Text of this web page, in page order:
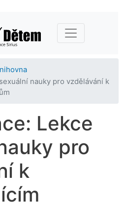
hlavnímu
obsahu
nauky pro vzdělávání k
Lekce
pro
k